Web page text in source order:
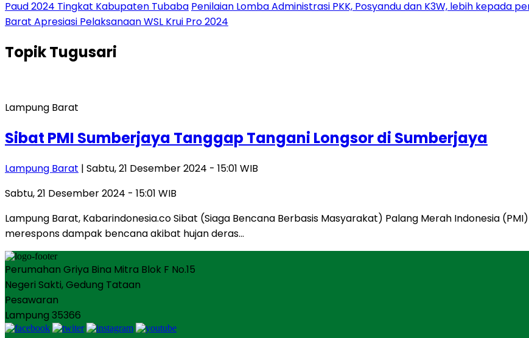
Paud 2024 Tingkat Kabupaten Tubaba Penilaian Lomba Administrasi PKK, Posyandu dan K3W, lebih kepada
Barat Apresiasi Pelaksanaan WSL Krui Pro 2024
TopikTugusari
Lampung Barat
Sibat PMI Sumberjaya Tanggap Tangani Longsor di Sumberjaya
Lampung Barat | Sabtu, 21 Desember 2024 - 15:01 WIB
Sabtu, 21 Desember 2024 - 15:01 WIB
Lampung Barat, Kabarindonesia.co Sibat (Siaga Bencana Berbasis Masyarakat) Palang Merah Indonesia
merespons dampak bencana akibat hujan deras…
Perumahan Griya Bina Mitra Blok F No.15
Negeri Sakti, Gedung Tataan
Pesawaran
Lampung 35366